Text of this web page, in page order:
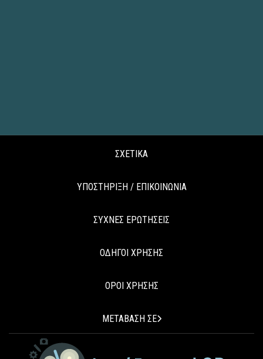
ΣΧΕΤΙΚΑ
ΥΠΟΣΤΗΡΙΞΗ / ΕΠΙΚΟΙΝΩΝΙΑ
ΣΥΧΝΕΣ ΕΡΩΤΗΣΕΙΣ
ΟΔΗΓΟΙ ΧΡΗΣΗΣ
ΟΡΟΙ ΧΡΗΣΗΣ
ΜΕΤΑΒΑΣΗ ΣΕ